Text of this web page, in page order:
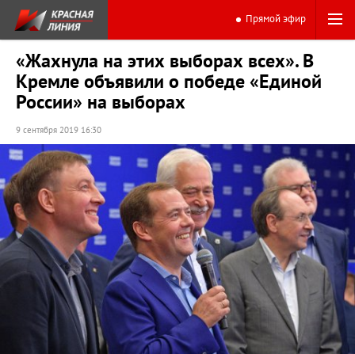
Прямой эфир
«Жахнула на этих выборах всех». В
Кремле объявили о победе «Единой
России» на выборах
9 сентября 2019 16:30